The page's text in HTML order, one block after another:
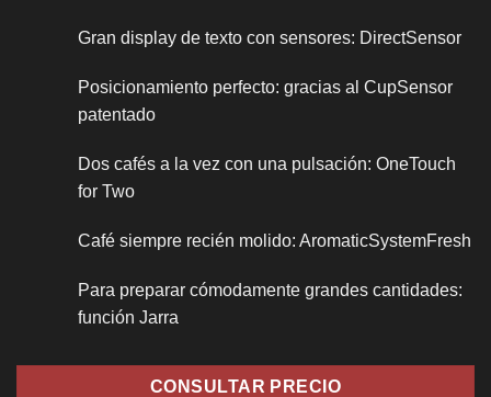
Gran display de texto con sensores: DirectSensor
Posicionamiento perfecto: gracias al CupSensor
patentado
Dos cafés a la vez con una pulsación: OneTouch
for Two
Café siempre recién molido: AromaticSystemFresh
Para preparar cómodamente grandes cantidades:
función Jarra
CONSULTAR PRECIO